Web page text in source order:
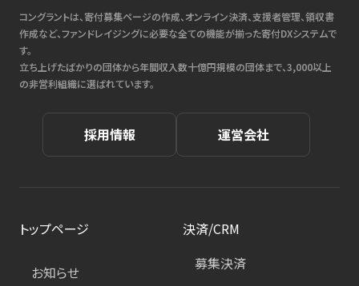
コングラントは、寄付募集ページの作成、オンライン決済、支援者管理、領収書
作成など、ファンドレイジングに必要な全ての機能が揃った寄付DXシステムで
す。
立ち上げたばかりの団体から年間収入数十億円規模の団体まで、3,000以上
の非営利組織に選ばれています。
採用情報 運営会社
トップページ
お知らせ
決済/CRM
募集決済